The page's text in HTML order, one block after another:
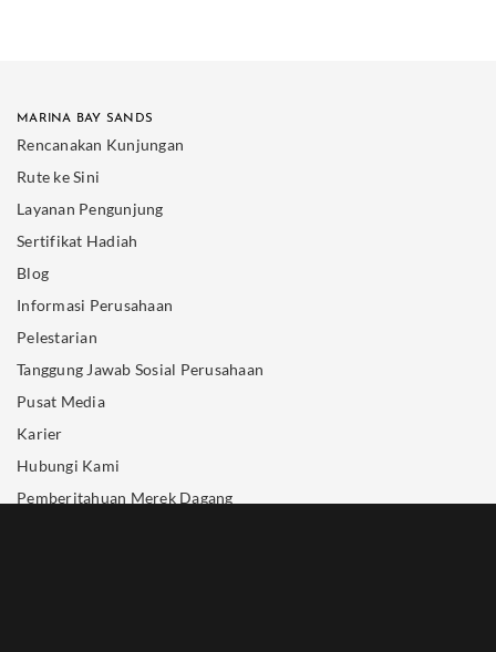
MARINA BAY SANDS
Rencanakan Kunjungan
Rute ke Sini
Layanan Pengunjung
Sertifikat Hadiah
Blog
Informasi Perusahaan
Pelestarian
Tanggung Jawab Sosial Perusahaan
Pusat Media
Karier
Hubungi Kami
Pemberitahuan Merek Dagang